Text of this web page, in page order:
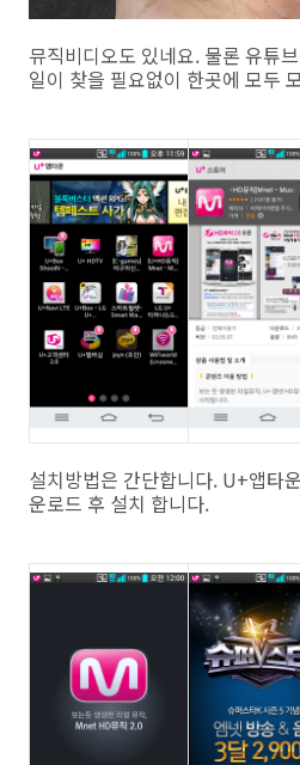
뮤직비디오도 있네요. 물론 유튜
일이 찾을 필요없이 한곳에 모두
설치방법은 간단합니다. U+앱타
운로드 후 설치 합니다.